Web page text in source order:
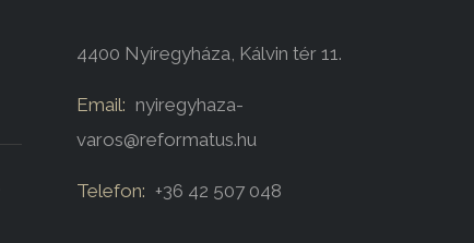
4400 Nyíregyháza, Kálvin tér 11.
Email: nyiregyhaza-
varos@reformatus.hu
Telefon: +36 42 507 048